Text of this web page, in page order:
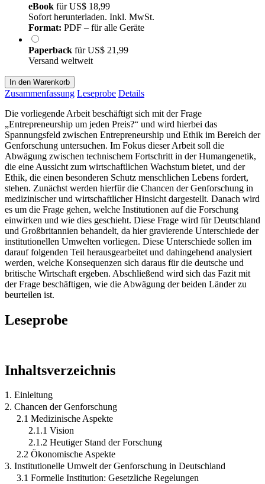
eBook fürUS$ 18,99
Sofort herunterladen. Inkl. MwSt.
Format: PDF – für alle Geräte
Paperback fürUS$ 21,99
Versand weltweit
In den Warenkorb
Zusammenfassung Leseprobe Details
Die vorliegende Arbeit beschäftigt sich mit der Frage
„Entrepreneurship um jeden Preis?“ und wird hierbei das
Spannungsfeld zwischen Entrepreneurship und Ethik im Bereich der
Genforschung untersuchen. Im Fokus dieser Arbeit soll die
Abwägung zwischen technischem Fortschritt in der Humangenetik,
die eine Aussicht zum wirtschaftlichen Wachstum bietet, und der
Ethik, die einen besonderen Schutz menschlichen Lebens fordert,
stehen. Zunächst werden hierfür die Chancen der Genforschung in
medizinischer und wirtschaftlicher Hinsicht dargestellt. Danach wird
es um die Frage gehen, welche Institutionen auf die Forschung
einwirken und wie dies geschieht. Diese Frage wird für Deutschland
und Großbritannien behandelt, da hier gravierende Unterschiede der
institutionellen Umwelten vorliegen. Diese Unterschiede sollen im
darauf folgenden Teil herausgearbeitet und dahingehend analysiert
werden, welche Konsequenzen sich daraus für die deutsche und
britische Wirtschaft ergeben. Abschließend wird sich das Fazit mit
der Frage beschäftigen, wie die Abwägung der beiden Länder zu
beurteilen ist.
Leseprobe
Inhaltsverzeichnis
1. Einleitung
2. Chancen der Genforschung
2.1 Medizinische Aspekte
2.1.1 Vision
2.1.2 Heutiger Stand der Forschung
2.2 Ökonomische Aspekte
3. Institutionelle Umwelt der Genforschung in Deutschland
3.1 Formelle Institution: Gesetzliche Regelungen